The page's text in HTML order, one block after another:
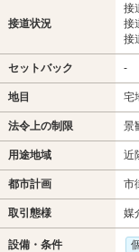
接道状況
接
接
接
セットバック -
地目 宅
法令上の制限 景
用途地域 近
都市計画 市
取引態様 媒
設備・条件